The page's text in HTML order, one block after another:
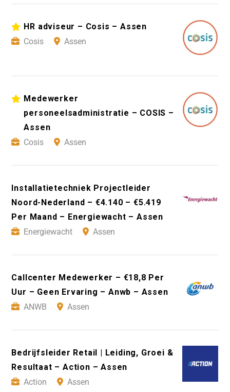
HR adviseur – Cosis – Assen
Cosis
Assen
Medewerker
personeelsadministratie – COSIS –
Assen
Cosis
Assen
Installatietechniek Projectleider
Noord-Nederland – €4.140 – €5.419
Per Maand – Energiewacht – Assen
Energiewacht
Assen
Callcenter Medewerker – €18,8 Per
Uur – Geen Ervaring – Anwb – Assen
ANWB
Assen
Bedrijfsleider Retail | Leiding, Groei &
Resultaat – Action – Assen
Action
Assen